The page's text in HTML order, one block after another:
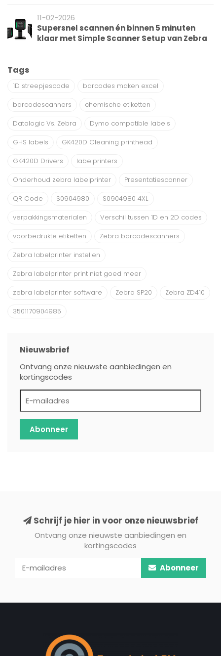
11-02-2026
Supersnel scannen én binnen 5 minuten
klaar met Simple Scanner Setup van Zebra
Tags
1D streepjescode
barcodes maken excel
barcodescanners
chemische etiketten
Datalogic Vs. Zebra
Dymo compatible labels
GHS labels
GK420D Cleaning printhead
GK420D Drivers
labelprinters
Onderhoud zebra labelprinter
Presentatiescanner
QR Code
S0904980
S0904980 4XL
verpakkingsmaterialen
Verschil tussen 1D en 2D codes
voorbedrukte etiketten
Zebra barcodescanners
Zebra labelprinter instellen
Zebra labelprinter print niet goed meer
zebra labelprinter software
Zebra SP20
Zebra ZD410
3501170904985
Nieuwsbrief
Ontvang onze nieuwste aanbiedingen en
kortingscodes
Abonneer
Schrijf je hier in voor onze nieuwsbrief
Ontvang onze nieuwste aanbiedingen en
kortingscodes
Abonneer